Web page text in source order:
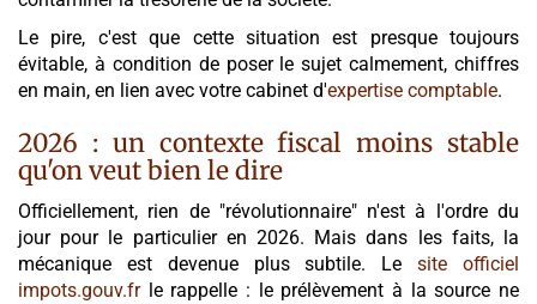
Le pire, c'est que cette situation est presque toujours
évitable, à condition de poser le sujet calmement, chiffres
en main, en lien avec votre cabinet d'expertise comptable.
2026 : un contexte fiscal moins stable
qu'on veut bien le dire
Officiellement, rien de "révolutionnaire" n'est à l'ordre du
jour pour le particulier en 2026. Mais dans les faits, la
mécanique est devenue plus subtile. Lesite officiel
impots.gouv.frle rappelle : le prélèvement à la source ne